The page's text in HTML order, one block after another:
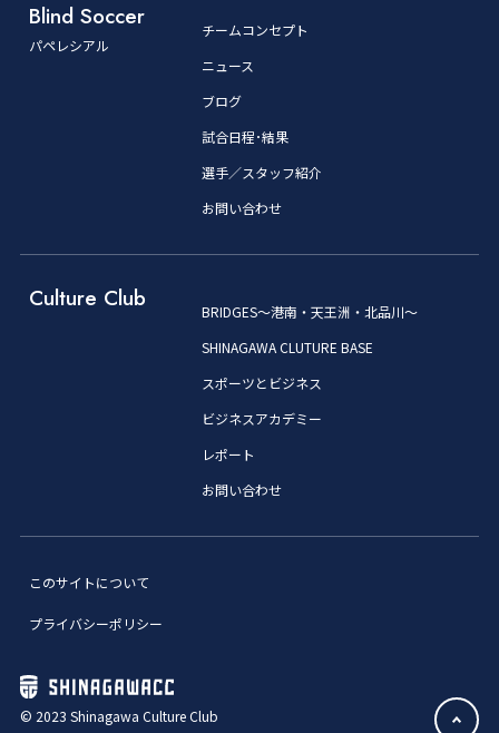
Blind Soccer
パペレシアル
チームコンセプト
ニュース
ブログ
試合日程･結果
選手／スタッフ紹介
お問い合わせ
Culture Club
BRIDGES～港南・天王洲・北品川～
SHINAGAWA CLUTURE BASE
スポーツとビジネス
ビジネスアカデミー
レポート
お問い合わせ
このサイトについて
プライバシーポリシー
© 2023 Shinagawa Culture Club